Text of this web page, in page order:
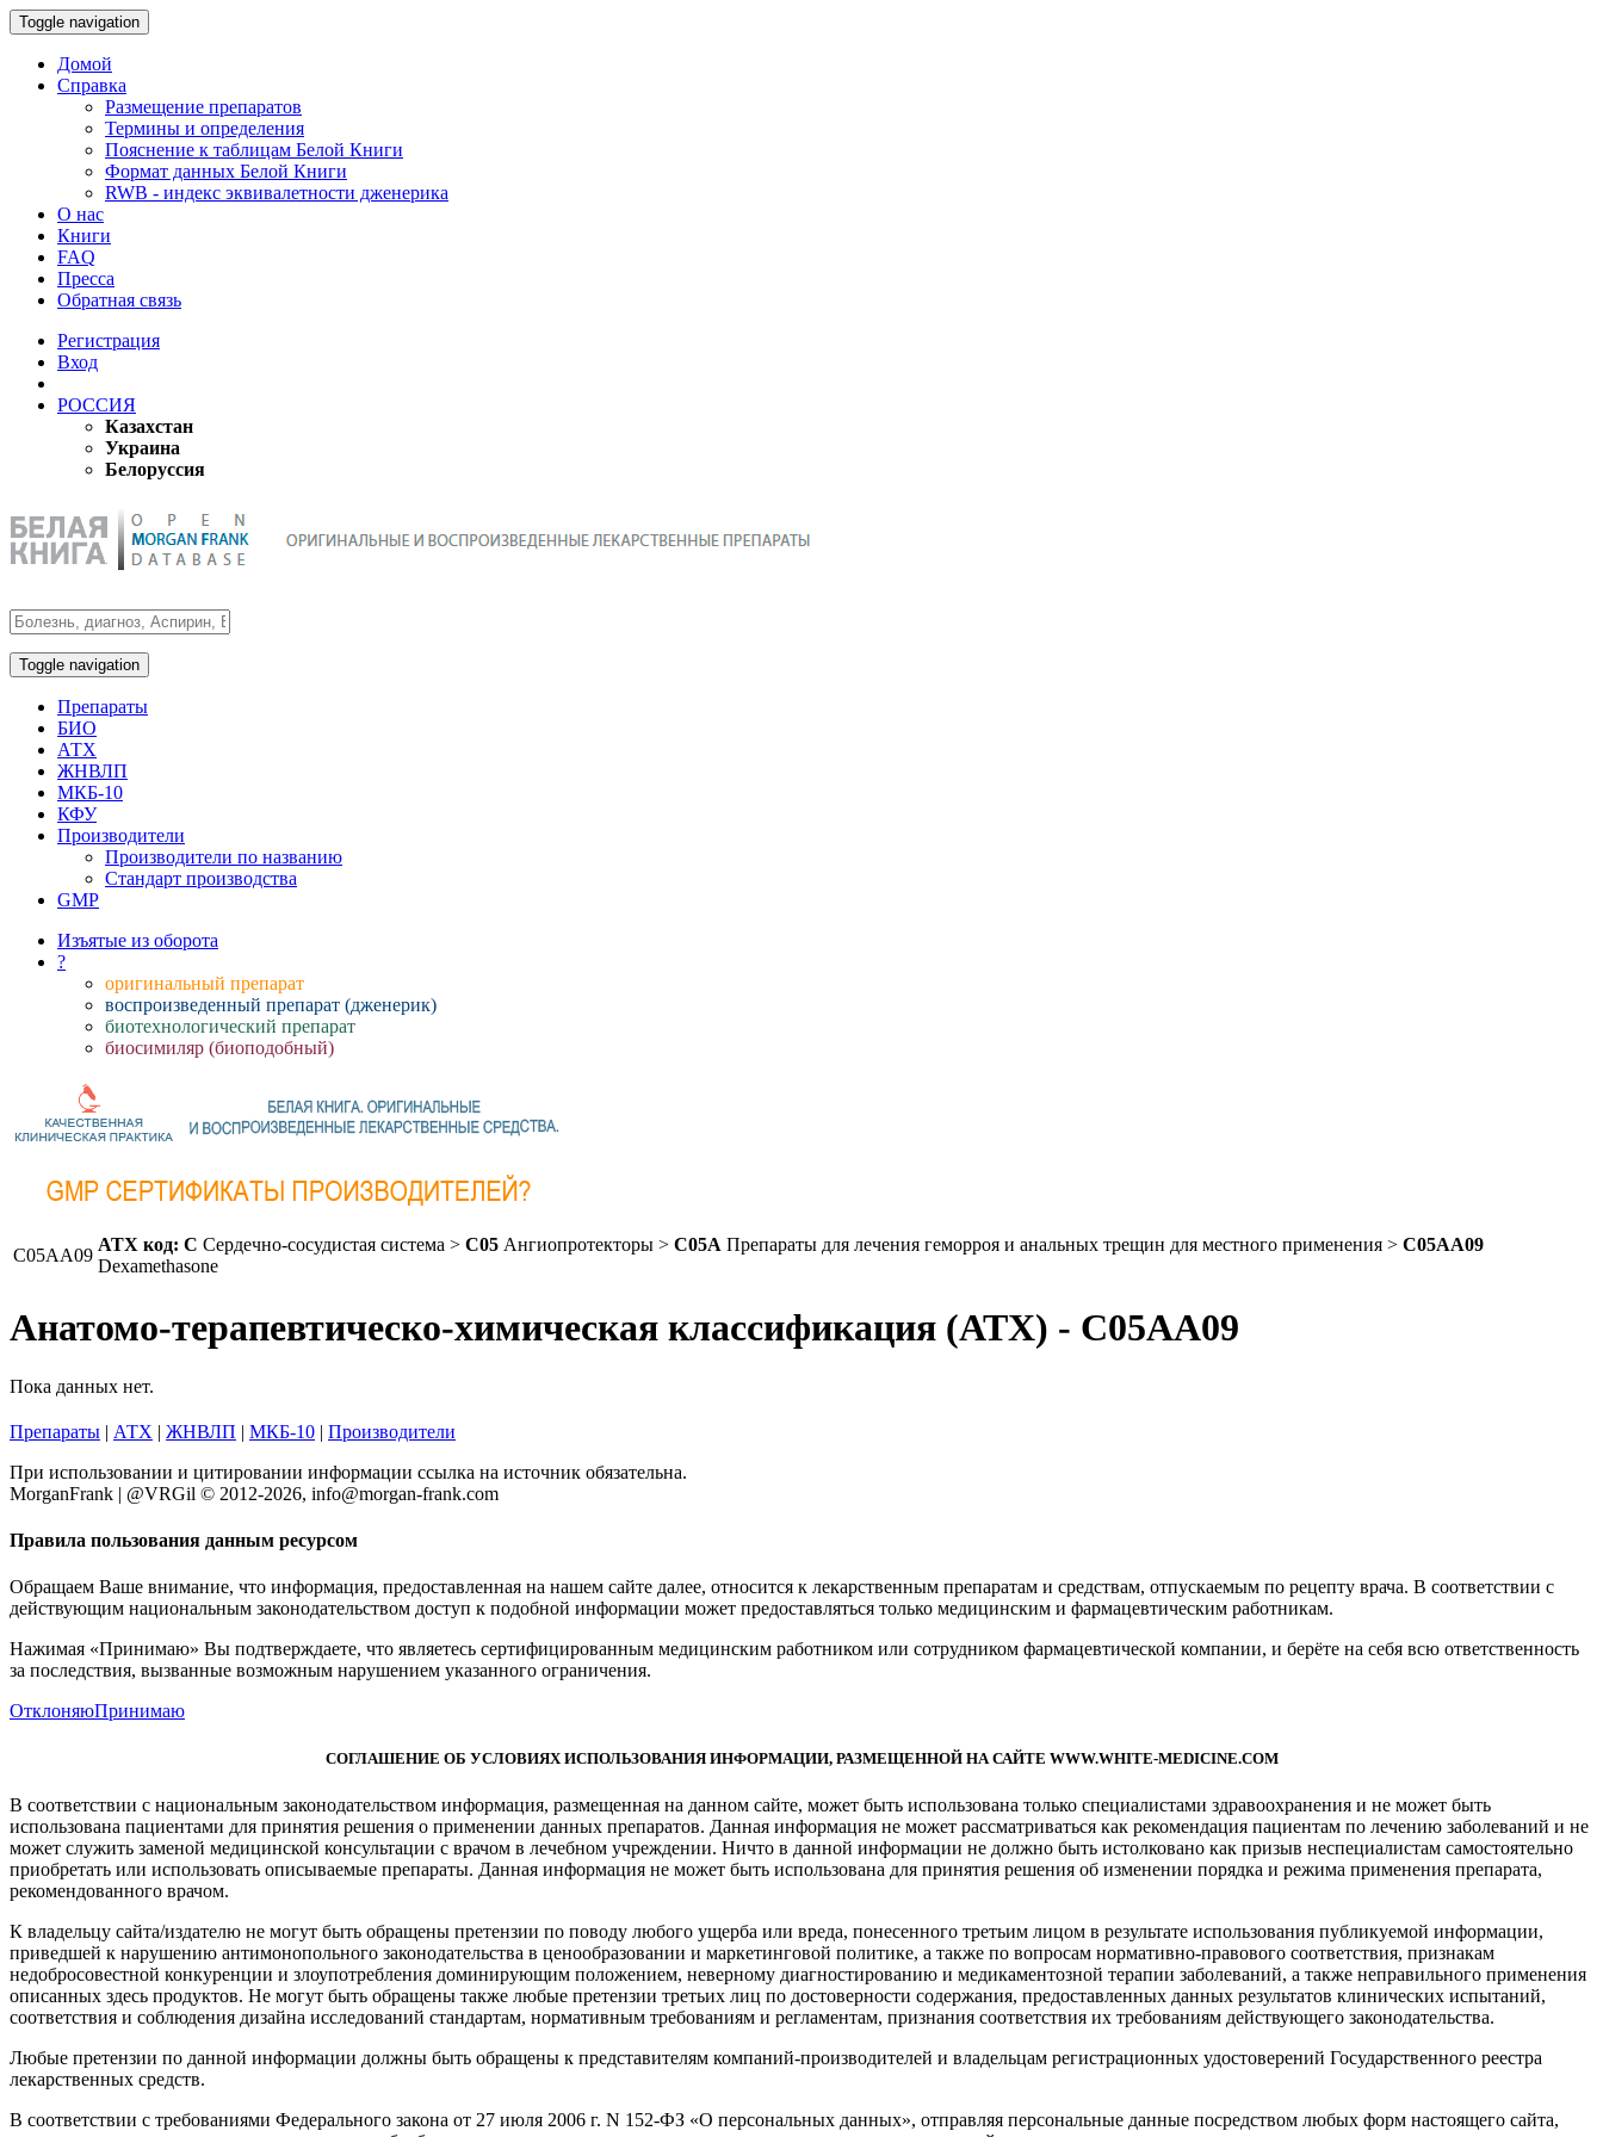
Toggle navigation
Домой
Справка
Размещение препаратов
Термины и определения
Пояснение к таблицам Белой Книги
Формат данных Белой Книги
RWB - индекс эквивалетности дженерика
О нас
Книги
FAQ
Пресса
Обратная связь
Регистрация
Вход
РОССИЯ
Казахстан
Украина
Белоруссия
Toggle navigation
Препараты
БИО
АТХ
ЖНВЛП
МКБ-10
КФУ
Производители
Производители по названию
Стандарт производства
GMP
Изъятые из оборота
?
оригинальный препарат
воспроизведенный препарат (дженерик)
биотехнологический препарат
биосимиляр (биоподобный)
C05AA09
АТХ код: C Сердечно-сосудистая система > C05 Ангиопротекторы > C05A Препараты для лечения геморроя и анальных трещин для местного применения > C05AA09
Dexamethasone
Анатомо-терапевтическо-химическая классификация (АТХ) - C05AA09
Пока данных нет.
Препараты | АТХ | ЖНВЛП | МКБ-10 | Производители
При использовании и цитировании информации ссылка на источник обязательна.
MorganFrank | @VRGil © 2012-2026, info@morgan-frank.com
Правила пользования данным ресурсом
Обращаем Ваше внимание, что информация, предоставленная на нашем сайте далее, относится к лекарственным препаратам и средствам, отпускаемым по рецепту врача. В соответствии с
действующим национальным законодательством доступ к подобной информации может предоставляться только медицинским и фармацевтическим работникам.
Нажимая «Принимаю» Вы подтверждаете, что являетесь сертифицированным медицинским работником или сотрудником фармацевтической компании, и берёте на себя всю ответственность
за последствия, вызванные возможным нарушением указанного ограничения.
ОтклоняюПринимаю
СОГЛАШЕНИЕ ОБ УСЛОВИЯХ ИСПОЛЬЗОВАНИЯ ИНФОРМАЦИИ, РАЗМЕЩЕННОЙ НА САЙТЕ WWW.WHITE-MEDICINE.COM
В соответствии с национальным законодательством информация, размещенная на данном сайте, может быть использована только специалистами здравоохранения и не может быть
использована пациентами для принятия решения о применении данных препаратов. Данная информация не может рассматриваться как рекомендация пациентам по лечению заболеваний и не
может служить заменой медицинской консультации с врачом в лечебном учреждении. Ничто в данной информации не должно быть истолковано как призыв неспециалистам самостоятельно
приобретать или использовать описываемые препараты. Данная информация не может быть использована для принятия решения об изменении порядка и режима применения препарата,
рекомендованного врачом.
К владельцу сайта/издателю не могут быть обращены претензии по поводу любого ущерба или вреда, понесенного третьим лицом в результате использования публикуемой информации,
приведшей к нарушению антимонопольного законодательства в ценообразовании и маркетинговой политике, а также по вопросам нормативно-правового соответствия, признакам
недобросовестной конкуренции и злоупотребления доминирующим положением, неверному диагностированию и медикаментозной терапии заболеваний, а также неправильного применения
описанных здесь продуктов. Не могут быть обращены также любые претензии третьих лиц по достоверности содержания, предоставленных данных результатов клинических испытаний,
соответствия и соблюдения дизайна исследований стандартам, нормативным требованиям и регламентам, признания соответствия их требованиям действующего законодательства.
Любые претензии по данной информации должны быть обращены к представителям компаний-производителей и владельцам регистрационных удостоверений Государственного реестра
лекарственных средств.
В соответствии с требованиями Федерального закона от 27 июля 2006 г. N 152-ФЗ «О персональных данных», отправляя персональные данные посредством любых форм настоящего сайта,